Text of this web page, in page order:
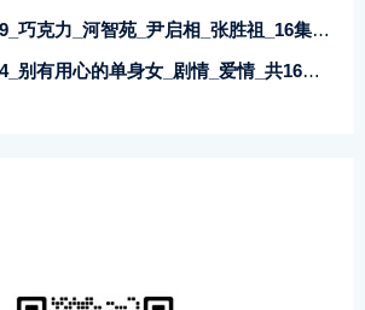
智苑_尹启相_张胜祖_16集_韩语软中字_mkv_每集1.3-2.6G_1080P、Netflix
心的单身女_剧情_爱情_共16集_国语_简中_mkv_2GB_720p_oh!k